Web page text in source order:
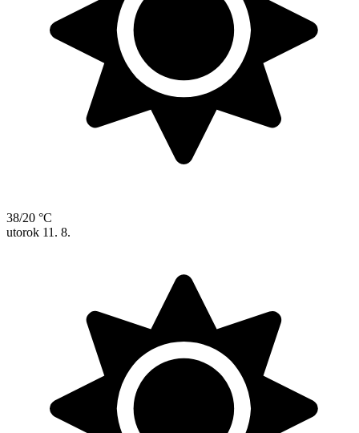
38/20 °C
utorok 11. 8.